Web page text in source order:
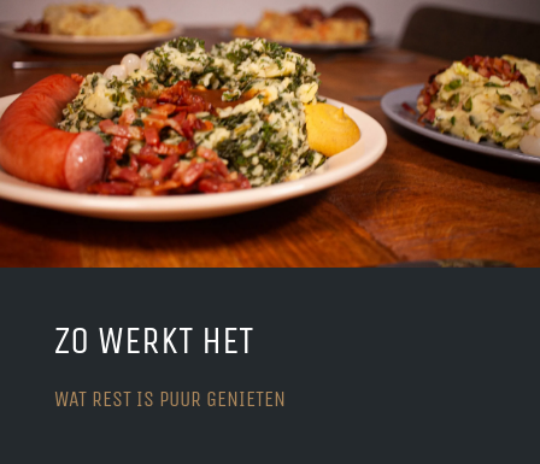
ZO WERKT HET
WAT REST IS PUUR GENIETEN